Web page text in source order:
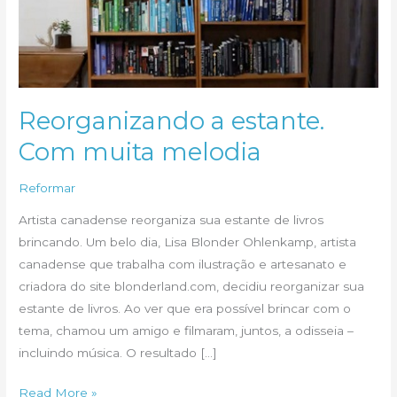
Reorganizando a estante.
Com muita melodia
Reformar
Artista canadense reorganiza sua estante de livros
brincando. Um belo dia, Lisa Blonder Ohlenkamp, artista
canadense que trabalha com ilustração e artesanato e
criadora do site blonderland.com, decidiu reorganizar sua
estante de livros. Ao ver que era possível brincar com o
tema, chamou um amigo e filmaram, juntos, a odisseia –
incluindo música. O resultado […]
Reorganizando
Read More »